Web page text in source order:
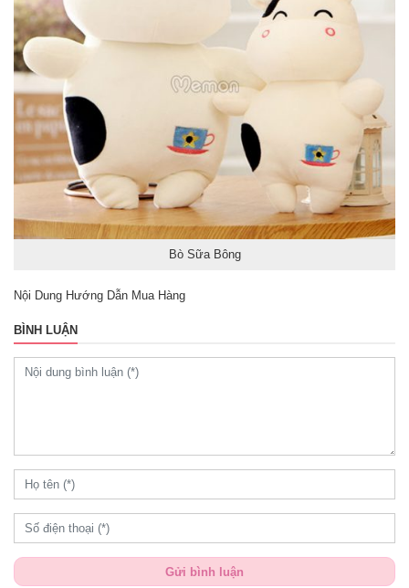
Bò Sữa Bông
Nội Dung Hướng Dẫn Mua Hàng
BÌNH LUẬN
Gửi bình luận